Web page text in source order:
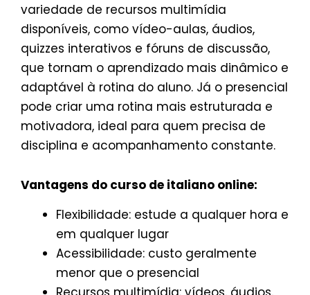
variedade de recursos multimídia
disponíveis, como vídeo-aulas, áudios,
quizzes interativos e fóruns de discussão,
que tornam o aprendizado mais dinâmico e
adaptável à rotina do aluno. Já o presencial
pode criar uma rotina mais estruturada e
motivadora, ideal para quem precisa de
disciplina e acompanhamento constante.
Vantagens do curso de italiano online:
Flexibilidade: estude a qualquer hora e
em qualquer lugar
Acessibilidade: custo geralmente
menor que o presencial